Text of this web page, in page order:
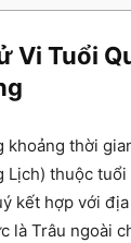
Vi Tuổi
khoảng thời
Lịch) thuộc tuổi
kết hợp với
là Trâu ngoài